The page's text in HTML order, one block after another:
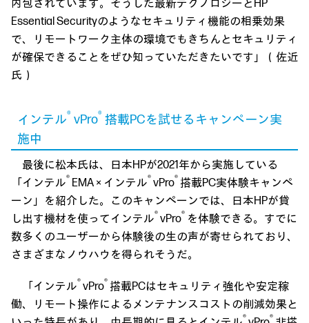
内包されています。そうした最新テクノロジーとHP
Essential Securityのようなセキュリティ機能の相乗効果
で、リモートワーク主体の環境でもきちんとセキュリティ
が確保できることをぜひ知っていただきたいです」（佐近
氏）
インテル® vPro® 搭載PCを試せるキャンペーン実
施中
最後に松本氏は、日本HPが2021年から実施している
「インテル® EMA × インテル®vPro®搭載PC実体験キャンペ
ーン」を紹介した。このキャンペーンでは、日本HPが貸
し出す機材を使ってインテル®vPro® を体験できる。すでに
数多くのユーザーから体験後の生の声が寄せられており、
さまざまなノウハウを得られそうだ。
「インテル®vPro®搭載PCはセキュリティ強化や安定稼
働、リモート操作によるメンテナンスコストの削減効果と
® ®